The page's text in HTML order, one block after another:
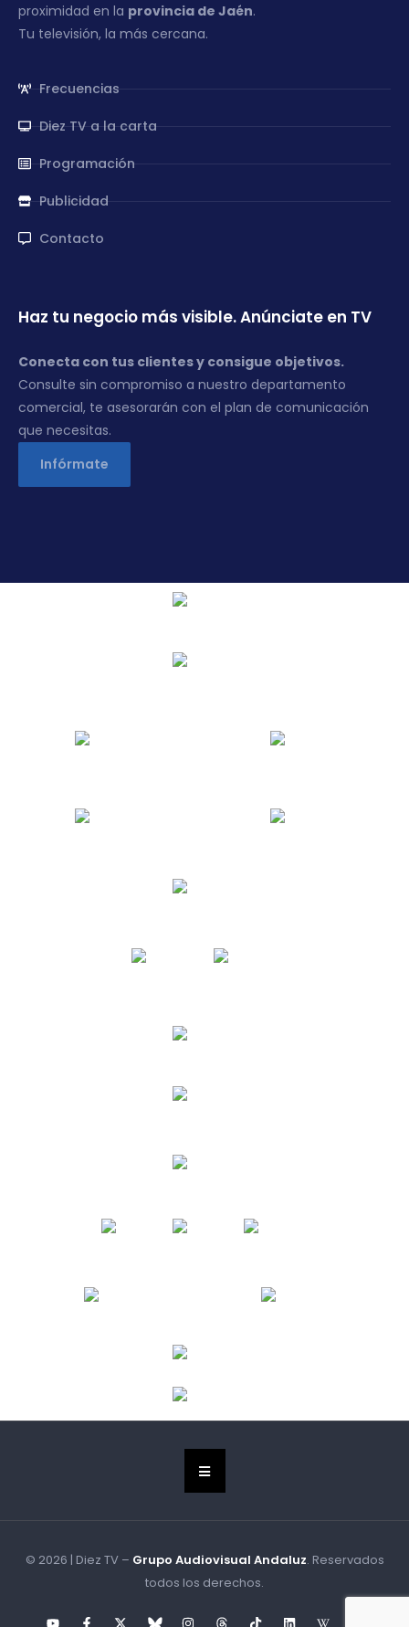
proximidad en la provincia de Jaén.
Tu televisión, la más cercana.
Frecuencias
Diez TV a la carta
Programación
Publicidad
Contacto
Haz tu negocio más visible. Anúnciate en TV
Conecta con tus clientes y consigue objetivos.
Consulte sin compromiso a nuestro departamento
comercial, te asesorarán con el plan de comunicación
que necesitas.
Infórmate
© 2026 | Diez TV – Grupo Audiovisual Andaluz. Reservados
todos los derechos.